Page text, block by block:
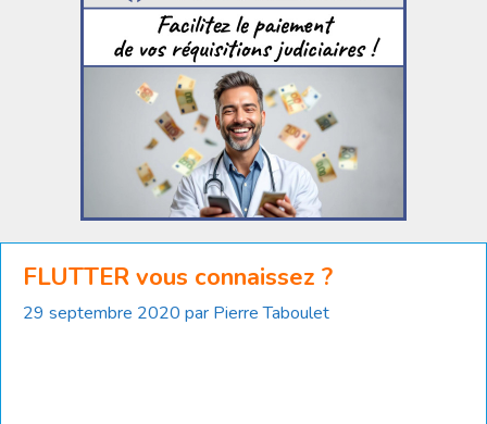
FLUTTER vous connaissez ?
29 septembre 2020 par Pierre Taboulet